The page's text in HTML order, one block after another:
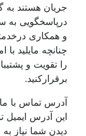
جريان هستند به
درپاسخگويی به
و همکاری
چنانچه مايليد
را تقويت و
برقرارکنيد.
آدرس تماس با ما
دیدن شما نیاز